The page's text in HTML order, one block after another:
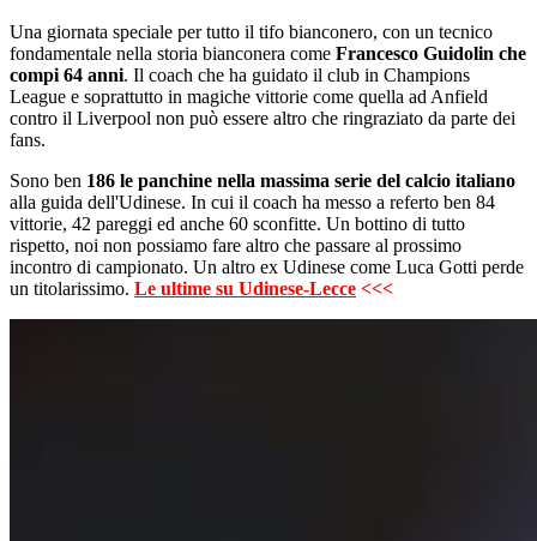
Una giornata speciale per tutto il tifo bianconero, con un tecnico
fondamentale nella storia bianconera come Francesco Guidolin che
compi 64 anni. Il coach che ha guidato il club in Champions
League e soprattutto in magiche vittorie come quella ad Anfield
contro il Liverpool non può essere altro che ringraziato da parte dei
fans.
Sono ben 186 le panchine nella massima serie del calcio italiano
alla guida dell'Udinese. In cui il coach ha messo a referto ben 84
vittorie, 42 pareggi ed anche 60 sconfitte. Un bottino di tutto
rispetto, noi non possiamo fare altro che passare al prossimo
incontro di campionato. Un altro ex Udinese come Luca Gotti perde
un titolarissimo. Le ultime su Udinese-Lecce <<<